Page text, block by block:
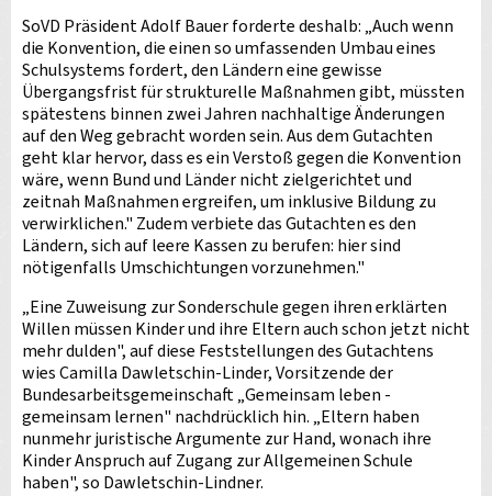
SoVD Präsident Adolf Bauer forderte deshalb: „Auch wenn
die Konvention, die einen so umfassenden Umbau eines
Schulsystems fordert, den Ländern eine gewisse
Übergangsfrist für strukturelle Maßnahmen gibt, müssten
spätestens binnen zwei Jahren nachhaltige Änderungen
auf den Weg gebracht worden sein. Aus dem Gutachten
geht klar hervor, dass es ein Verstoß gegen die Konvention
wäre, wenn Bund und Länder nicht zielgerichtet und
zeitnah Maßnahmen ergreifen, um inklusive Bildung zu
verwirklichen." Zudem verbiete das Gutachten es den
Ländern, sich auf leere Kassen zu berufen: hier sind
nötigenfalls Umschichtungen vorzunehmen."
„Eine Zuweisung zur Sonderschule gegen ihren erklärten
Willen müssen Kinder und ihre Eltern auch schon jetzt nicht
mehr dulden", auf diese Feststellungen des Gutachtens
wies Camilla Dawletschin-Linder, Vorsitzende der
Bundesarbeitsgemeinschaft „Gemeinsam leben -
gemeinsam lernen" nachdrücklich hin. „Eltern haben
nunmehr juristische Argumente zur Hand, wonach ihre
Kinder Anspruch auf Zugang zur Allgemeinen Schule
haben", so Dawletschin-Lindner.